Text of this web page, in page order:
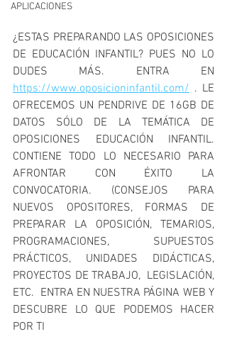
APLICACIONES
¿ESTAS PREPARANDO LAS OPOSICIONES
DE EDUCACIÓN INFANTIL? PUES NO LO
https://www.oposicioninfantil.com/ . LE
OFRECEMOS UN PENDRIVE DE 16GB DE
DATOS SÓLO DE LA TEMÁTICA DE
OPOSICIONES EDUCACIÓN INFANTIL.
CONTIENE TODO LO NECESARIO PARA
AFRONTAR CON ÉXITO LA
CONVOCATORIA. (CONSEJOS PARA
NUEVOS OPOSITORES, FORMAS DE
PREPARAR LA OPOSICIÓN, TEMARIOS,
PROGRAMACIONES, SUPUESTOS
PRÁCTICOS, UNIDADES DIDÁCTICAS,
PROYECTOS DE TRABAJO,  LEGISLACIÓN,
ETC.  ENTRA EN NUESTRA PÁGINA WEB Y
DESCUBRE LO QUE PODEMOS HACER
POR TI